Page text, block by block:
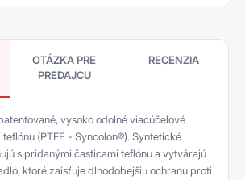
OTÁZKA PRE
PREDAJCU
RECENZIA
vysoko odolné viacúčelové
(PTFE - Syncolon®). Syntetické
s pridanými časticami teflónu a vytvárajú
ktoré zaisťuje dlhodobejšiu ochranu proti